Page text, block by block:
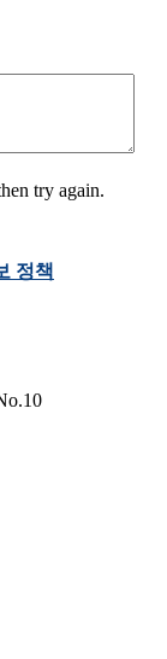
try again.
정책